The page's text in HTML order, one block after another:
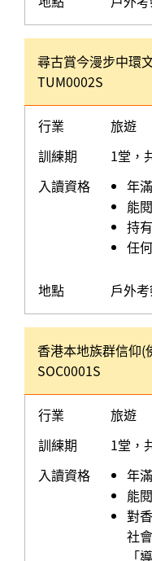
尋古賞今漫步中環
TUM0002S
行業
旅遊
訓練期
1堂，
入讀資格
年
能
持
任
地點 戶外
香港本地族群信仰(
SOC0001S
行業
旅遊
訓練期
1堂，
入讀資格
年
能
對
社
「